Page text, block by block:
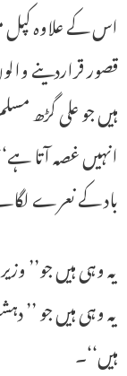
اس کے علاوہ کپل
قصور قراردینے
ہیں جو علی گڑھ
انہیں غصہ آتا
باد کے نعرے
یہ وہی ہیں جو’’
یہ وہی ہیں جو ’’
ہیں‘‘۔